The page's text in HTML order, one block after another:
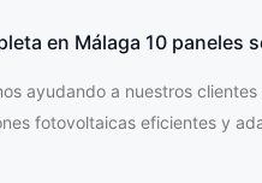
en Málaga 10 paneles
ayudando a nuestros
fotovoltaicas eficientes y